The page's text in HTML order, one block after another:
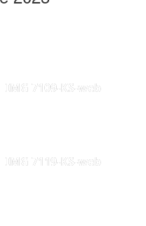
IMG 7109-KS-web
IMG 7119-KS-web